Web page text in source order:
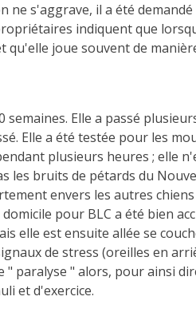
ne s'aggrave, il a été
indiquent que
qu'elle joue souvent de
Elle a passé
Elle a été testée pour les
plusieurs heures ; elle
les bruits de pétards du
envers les autres
pour BLC a été bien
elle est ensuite allée se
de stress (oreilles en
paralyse " alors, pour ainsi
et d'exercice.